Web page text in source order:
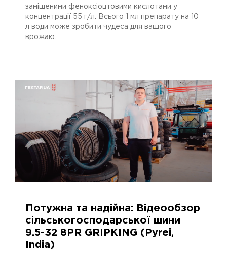
заміщеними феноксіоцтовими кислотами у
концентрації 55 г/л. Всього 1 мл препарату на 10
л води може зробити чудеса для вашого
врожаю.
2678 26.06.2023
Потужна та надійна: Відеообзор
сільськогосподарської шини
9.5-32 8PR GRIPKING (Pyrei,
India)